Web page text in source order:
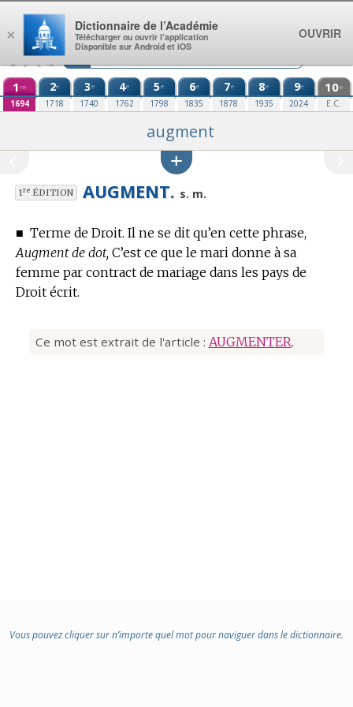
Aller au contenu
1 re
1694
2e
1718
3e
1740
4e
1762
5e
1798
6e
1835
7e
1878
8e
1935
9e
2024
10e
E.C.
augment
1reÉDITION AUGMENT. s. m.
■ Terme de Droit. Il ne se dit qu’en cette phrase,
Augment de dot, C’est ce que le mari donne à sa
femme par contract de mariage dans les pays de
Droit écrit.
Ce mot est extrait de l'article : AUGMENTER.
Vous pouvez cliquer sur n’importe quel mot pour naviguer dans le dictionnaire.
×
Dictionnaire de l’Académie
Télécharger ou ouvrir l’application
Disponible sur Android et iOS
OUVRIR